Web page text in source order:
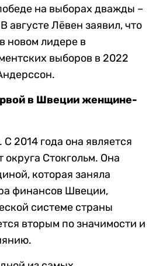
на выборах дважды –
августе Лёвен заявил, что
новом лидере в
выборов в 2022
в Швеции женщине-
2014 года она является
округа Стокгольм. Она
которая заняла
финансов Швеции,
системе страны
вторым по значимости и